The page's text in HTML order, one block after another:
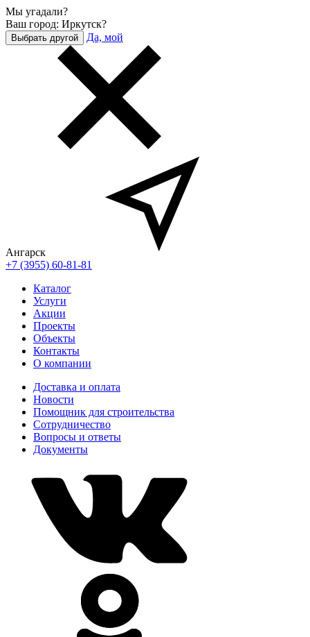
Мы угадали?
Ваш город: Иркутск?
Выбрать другой Да, мой
Ангарск
+7 (3955) 60-81-81
Каталог
Услуги
Акции
Проекты
Объекты
Контакты
О компании
Доставка и оплата
Новости
Помощник для строительства
Сотрудничество
Вопросы и ответы
Документы